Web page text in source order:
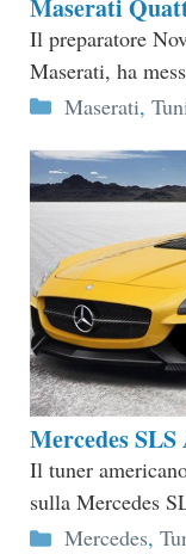
Maserati
Il preparatore
Maserati, ha
Categorie
Maserati,
Mercedes
Il tuner
sulla Mercedes
Categorie
Mercedes,